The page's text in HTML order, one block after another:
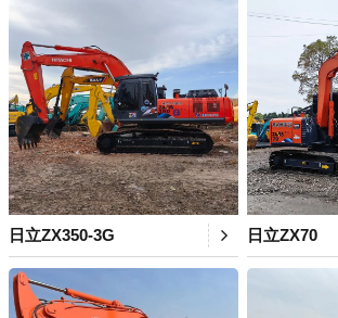
日立ZX350-3G 日立ZX70